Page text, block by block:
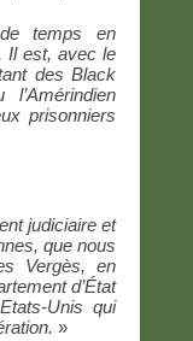
temps en
Il est, avec le
des Black
prisonniers
judiciaire et
que nous
Vergès, en
d’État
Unis qui
»